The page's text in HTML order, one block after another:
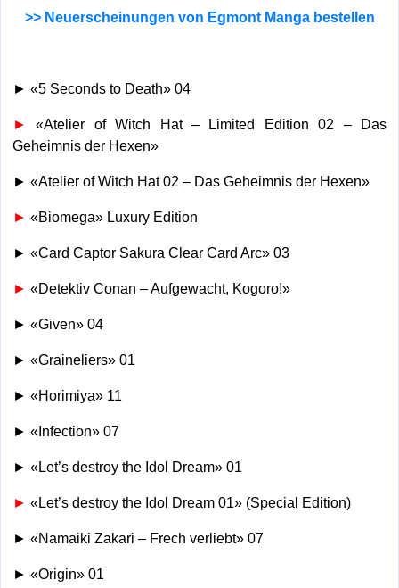
>> Neuerscheinungen von Egmont Manga bestellen
► «5 Seconds to Death» 04
►
«Atelier of Witch Hat – Limited Edition 02 – Das
Geheimnis der Hexen»
► «Atelier of Witch Hat 02 – Das Geheimnis der Hexen»
► «Biomega» Luxury Edition
► «Card Captor Sakura Clear Card Arc» 03
► «Detektiv Conan – Aufgewacht, Kogoro!»
► «Given» 04
► «Graineliers» 01
► «Horimiya» 11
► «Infection» 07
► «Let’s destroy the Idol Dream» 01
► «Let’s destroy the Idol Dream 01» (Special Edition)
► «Namaiki Zakari – Frech verliebt» 07
► «Origin» 01